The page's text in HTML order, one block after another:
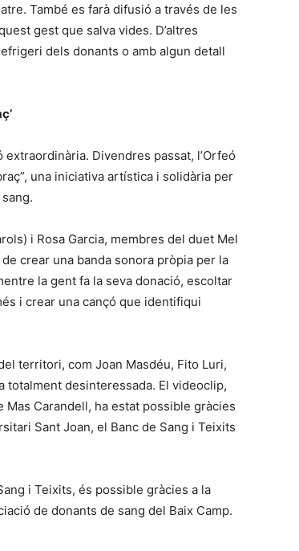
També es farà difusió a través de les
gest que salva vides. D’altres
dels donants o amb algun detall
extraordinària. Divendres passat, l’Orfeó
una iniciativa artística i solidària per
i Rosa Garcia, membres del duet Mel
crear una banda sonora pròpia per la
la gent fa la seva donació, escoltar
i crear una cançó que identifiqui
territori, com Joan Masdéu, Fito Luri,
totalment desinteressada. El videoclip,
Mas Carandell, ha estat possible gràcies
Sant Joan, el Banc de Sang i Teixits
i Teixits, és possible gràcies a la
de donants de sang del Baix Camp.